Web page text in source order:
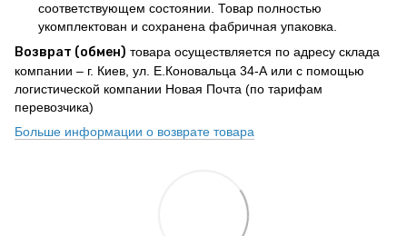
соответствующем состоянии. Товар полностью
укомплектован и сохранена фабричная упаковка.
Возврат (обмен) товара осуществляется по адресу склада
компании – г. Киев, ул. Е.Коновальца 34-А или с помощью
логистической компании Новая Почта (по тарифам
перевозчика)
Больше информации о возврате товара